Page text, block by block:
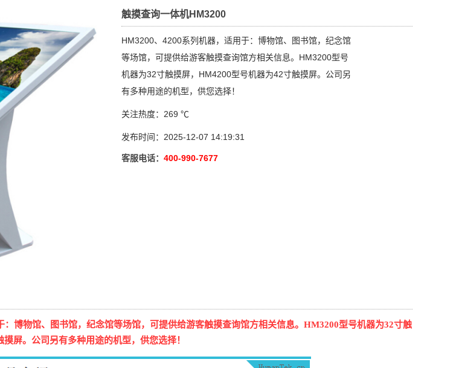
触摸查询一体机HM3200
HM3200、4200系列机器，适用于：博物馆、图书馆，纪念馆
等场馆，可提供给游客触摸查询馆方相关信息。HM3200型号
机器为32寸触摸屏，HM4200型号机器为42寸触摸屏。公司另
有多种用途的机型，供您选择！
关注热度：269 ℃
发布时间：2025-12-07 14:19:31
客服电话： 400-990-7677
：博物馆、图书馆，纪念馆等场馆，可提供给游客触摸查询馆方相关信息。HM3200型号机器为32寸触
屏。公司另有多种用途的机型，供您选择！